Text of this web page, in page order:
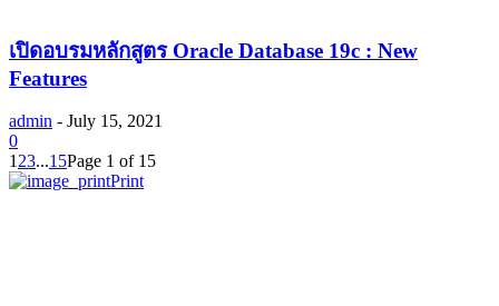
เปิดอบรมหลักสูตร Oracle Database 19c : New
Features
admin - July 15, 2021
0
1 23...15Page 1 of 15
Print